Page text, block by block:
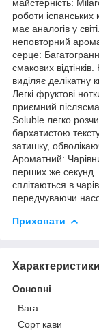
майстерність:
роботи
має аналогів у
неповторний
серце:
смакових
виділяє
Легкі фруктові
приємний
Soluble легко
бархатистою
затишку,
Ароматний:
перших же секунд.
сплітаються в
передчуваючи
Приховати
Характеристики
Основні
Вага
Сорт кави